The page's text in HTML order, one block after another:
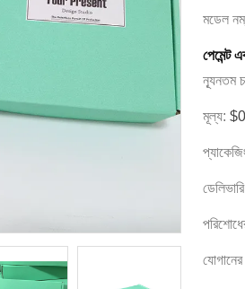
মডেল
পেমেন্ট
ন্যূনতম
মূল্য:
যোগানের